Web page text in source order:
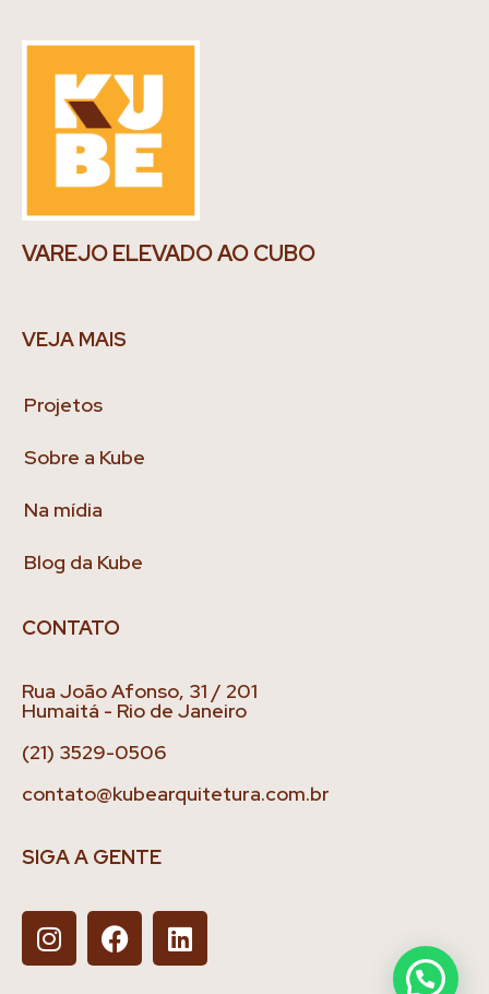
VAREJO ELEVADO AO CUBO
VEJA MAIS
Projetos
Sobre a Kube
Na mídia
Blog da Kube
CONTATO
Rua João Afonso, 31 / 201
Humaitá - Rio de Janeiro
(21) 3529-0506
contato@kubearquitetura.com.br
SIGA A GENTE